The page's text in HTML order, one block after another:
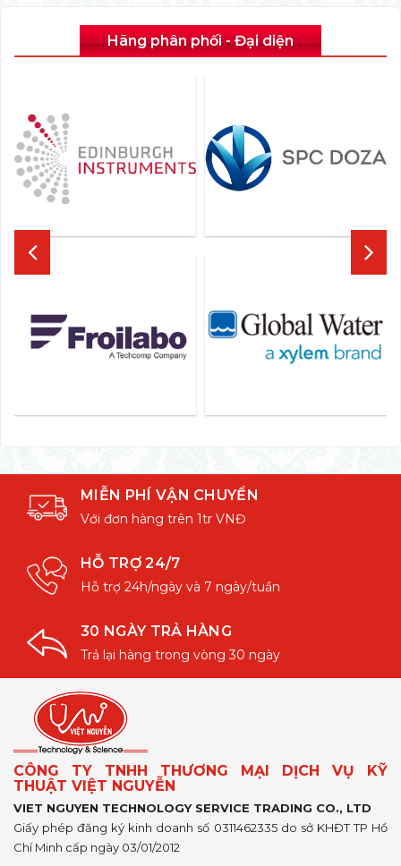
Hãng phân phối - Đại diện
MIỄN PHÍ VẬN CHUYỂN
Với đơn hàng trên 1tr VNĐ
HỖ TRỢ 24/7
Hỗ trợ 24h/ngày và 7 ngày/tuần
30 NGÀY TRẢ HÀNG
Trả lại hàng trong vòng 30 ngày
CÔNG TY TNHH THƯƠNG MẠI DỊCH VỤ KỸ
THUẬT VIỆT NGUYỄN
VIET NGUYEN TECHNOLOGY SERVICE TRADING CO., LTD
Giấy phép đăng ký kinh doanh số 0311462335 do sở KHĐT TP Hồ
Chí Minh cấp ngày 03/01/2012